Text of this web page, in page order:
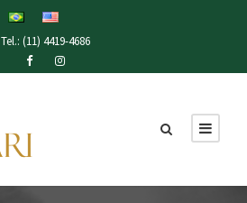
Tel.: (11) 4419-4686